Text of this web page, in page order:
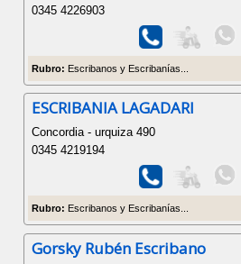
0345 4226903
Rubro: Escribanos y Escribanías...
ESCRIBANIA LAGADARI
Concordia - urquiza 490
0345 4219194
Rubro: Escribanos y Escribanías...
Gorsky Rubén Escribano